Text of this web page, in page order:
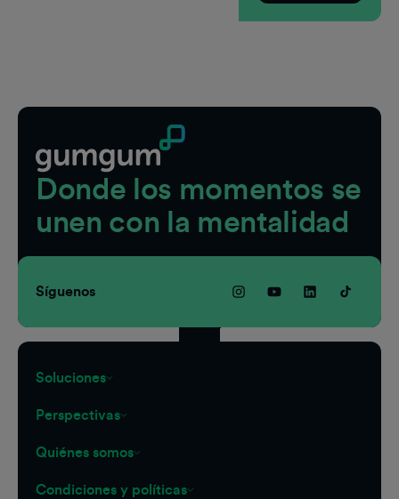
Donde los momentos se
unen con la mentalidad
Síguenos
Soluciones
Perspectivas
Quiénes somos
Condiciones y políticas